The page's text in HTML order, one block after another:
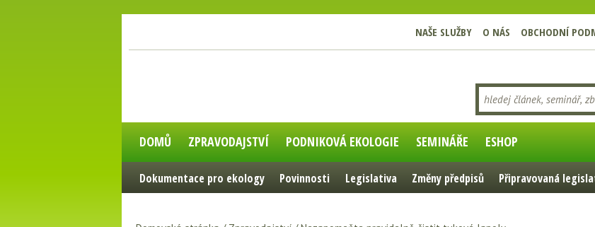
NAŠE SLUŽBY O NÁS OBCHODNÍ
DOMŮ ZPRAVODAJSTVÍ PODNIKOVÁ EKOLOGIE SEMINÁŘE ESHOP
Dokumentace pro ekology Povinnosti Legislativa Změny předpisů Připravovaná